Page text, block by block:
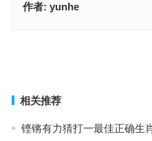
作者: yunhe
相关推荐
铿锵有力猜打一最佳正确生